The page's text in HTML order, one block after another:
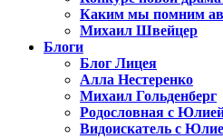
Каким мы помним
Михаил Швейцер
Блоги
Блог Лицея
Алла Нестеренко
Михаил Гольденберг
Родословная с
Видоискатель с